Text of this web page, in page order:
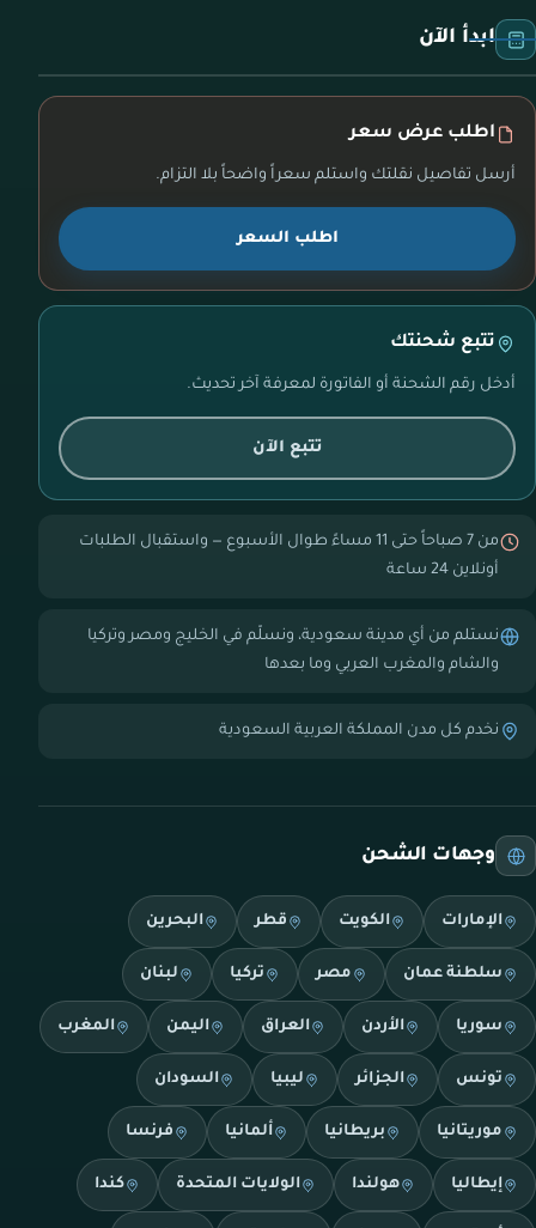
ابدأ الآن
اطلب عرض سعر
أرسل تفاصيل نقلتك واستلم سعراً واضحاً بلا التزام.
اطلب السعر
تتبع شحنتك
أدخل رقم الشحنة أو الفاتورة لمعرفة آخر تحديث.
تتبع الآن
من 7 صباحاً حتى 11 مساءً طوال الأسبوع — واستقبال الطلبات
أونلاين 24 ساعة
نستلم من أي مدينة سعودية، ونسلّم في الخليج ومصر وتركيا
والشام والمغرب العربي وما بعدها
نخدم كل مدن المملكة العربية السعودية
وجهات الشحن
الإمارات الكويت قطر البحرين
سلطنة عمان مصر تركيا لبنان
سوريا الأردن العراق اليمن المغرب
تونس الجزائر ليبيا السودان
موريتانيا بريطانيا ألمانيا فرنسا
إيطاليا هولندا الولايات المتحدة كندا